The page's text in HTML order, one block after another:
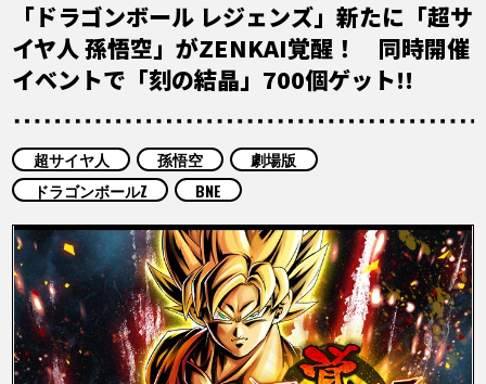
RANKING
MOVIE
COLUMNS
ABOUT
LANGUAGE
JP
EN FR DE ES
「ドラゴンボール レジェンズ」新たに「超サ
イヤ人 孫悟空」がZENKAI覚醒！ 同時開催
イベントで「刻の結晶」700個ゲット!!
超サイヤ人 孫悟空
劇場版
ドラゴンボールZ
BNE